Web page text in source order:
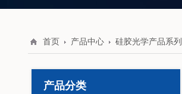
首页 产品中心 硅胶光学产品系列
产品分类